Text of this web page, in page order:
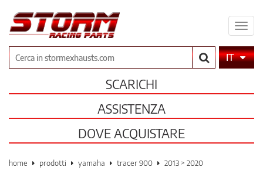
il
CercaIT
SCARICHI
ASSISTENZA
DOVE ACQUISTARE
home prodotti yamaha tracer 900 2013 > 2020